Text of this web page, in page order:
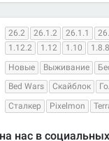
26.2 26.1.2 26.1.1
1.12.2
1.12 1.10 1.8.8
Новые Выживание
Bed Wars Скайблок
Сталкер Pixelmon
нас в